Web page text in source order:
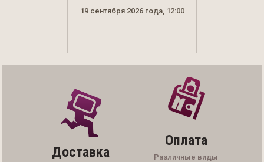
19 сентября 2026 года, 12:00
Доставка
Оплата
Различные виды